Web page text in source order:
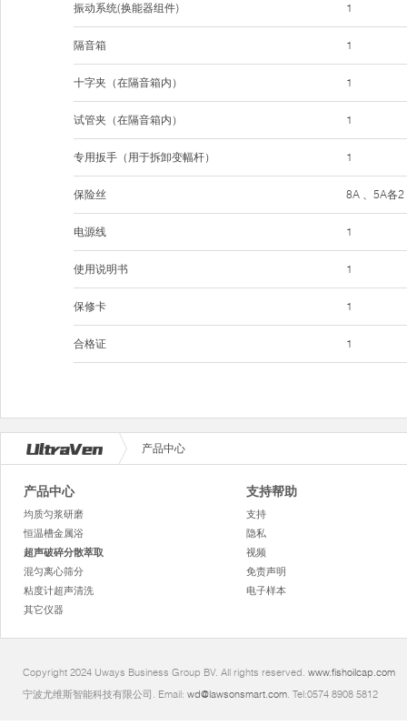
振动系统(换能器组件)
隔音箱
十字夹（在隔音箱内）
试管夹（在隔音箱内）
专用扳手（用于拆卸变幅杆）
保险丝
电源线
使用说明书
保修卡
合格证
1
1
1
1
1
8A 、5A各2
1
1
1
1
产品中心
产品中心
均质匀浆研磨
恒温槽金属浴
超声破碎分散萃取
混匀离心筛分
粘度计超声清洗
其它仪器
支持帮助
支持
隐私
视频
免责声明
电子样本
Copyright 2024 Uways Business Group BV. All rights reserved. www.fishoilcap.com
宁波尤维斯智能科技有限公司. Email: wd@lawsonsmart.com. Tel:0574 8908 5812